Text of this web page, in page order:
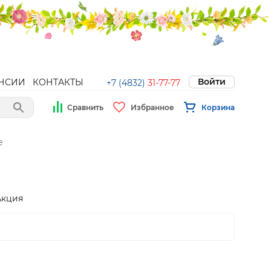
КОНТАКТЫ +7 (4832) 31-77-77 Войти
Сравнить Избранное Корзина